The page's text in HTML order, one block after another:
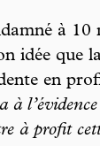
à 10
idée que
en
à l’évidence
à profit